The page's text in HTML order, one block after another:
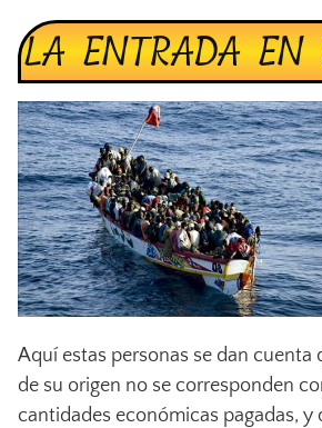
LA ENTRADA EN
Aquí estas personas se dan cuenta
de su origen no se corresponden
cantidades económicas pagadas,